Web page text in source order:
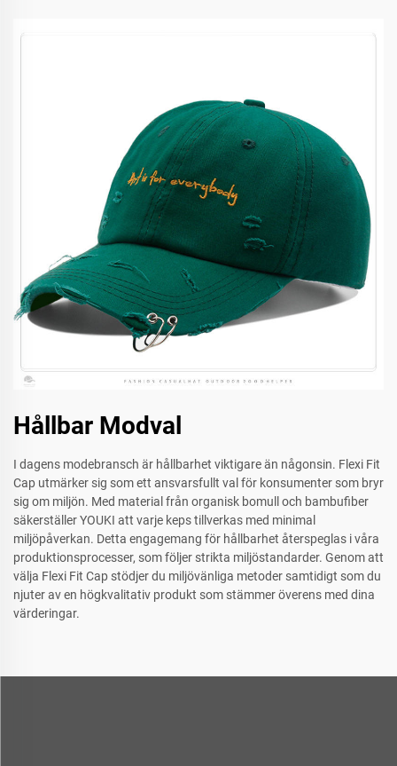
Hållbar Modval
I dagens modebransch är hållbarhet viktigare än någonsin. Flexi Fit
Cap utmärker sig som ett ansvarsfullt val för konsumenter som bryr
sig om miljön. Med material från organisk bomull och bambufiber
säkerställer YOUKI att varje keps tillverkas med minimal
miljöpåverkan. Detta engagemang för hållbarhet återspeglas i våra
produktionsprocesser, som följer strikta miljöstandarder. Genom att
välja Flexi Fit Cap stödjer du miljövänliga metoder samtidigt som du
njuter av en högkvalitativ produkt som stämmer överens med dina
värderingar.